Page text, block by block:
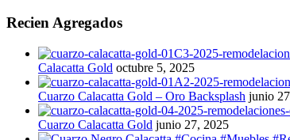
Recien Agregados
Calacatta Gold octubre 5, 2025
Cuarzo Calacatta Gold – Oro Backsplash junio
Cuarzo Calacatta Gold junio 27, 2025